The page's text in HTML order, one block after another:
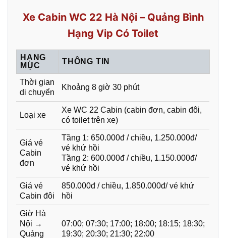
Xe Cabin WC 22 Hà Nội – Quảng Bình
Hạng Vip Có Toilet
HẠNG
MỤC
THÔNG TIN
Thời gian
di chuyển
Khoảng 8 giờ 30 phút
Loại xe
Xe WC 22 Cabin (cabin đơn, cabin đôi,
có toilet trên xe)
Giá vé
Cabin
đơn
Tầng 1: 650.000đ / chiều, 1.250.000đ/
vé khứ hồi
Tầng 2: 600.000đ / chiều, 1.150.000đ/
vé khứ hồi
Giá vé
Cabin đôi
850.000đ / chiều, 1.850.000đ/ vé khứ
hồi
Giờ Hà
Nội →
Quảng
07:00; 07:30; 17:00; 18:00; 18:15; 18:30;
19:30; 20:30; 21:30; 22:00